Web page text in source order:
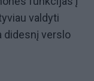
valdyti
didesnį verslo